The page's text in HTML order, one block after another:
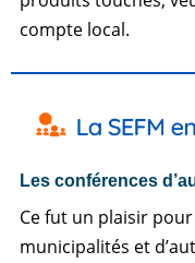
compte local.
Les conférences
Ce fut un plaisir
municipalités et